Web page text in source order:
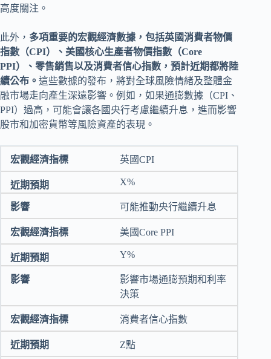
高度關注。
此外， 多項重要的宏觀經濟數據，包括英國消費者物價
指數（CPI）、美國核心生產者物價指數（Core
PPI）、零售銷售以及消費者信心指數，預計近期都將陸
續公布。 這些數據的發布，將對全球風險情緒及整體金
融市場走向產生深遠影響。例如，如果通膨數據（CPI、
PPI）過高，可能會讓各國央行考慮繼續升息，進而影響
股市和加密貨幣等風險資產的表現。
英國CPI
X%
可能推動央行繼續升息
美國Core PPI
Y%
影響市場通膨預期和利率
決策
消費者信心指數
Z點